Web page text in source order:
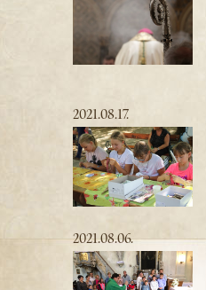
2021.08.17.
2021.08.06.